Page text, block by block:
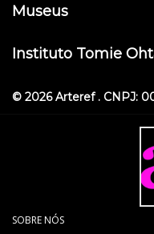
Museus
Instituto Tomie
© 2026 Arteref . CNPJ:
SOBRE NÓS